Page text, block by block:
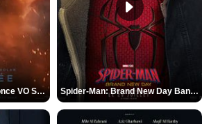
L'Odyssée Bande-annonce VO STFR Spider-Man: Brand New Day Bande-annonce VO STFR